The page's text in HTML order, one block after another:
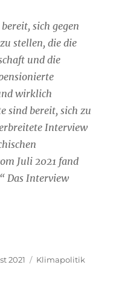
sich gegen
stellen, die die
und die
wirklich
sind bereit, sich zu
Interview
Juli 2021 fand
Das Interview
2021 Kategorien
Klimapolitik